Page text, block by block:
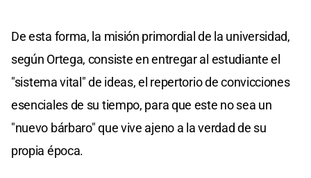
De esta forma, la misión primordial de la universidad,
según Ortega, consiste en entregar al estudiante el
"sistema vital" de ideas, el repertorio de convicciones
esenciales de su tiempo, para que este no sea un
"nuevo bárbaro" que vive ajeno a la verdad de su
propia época.